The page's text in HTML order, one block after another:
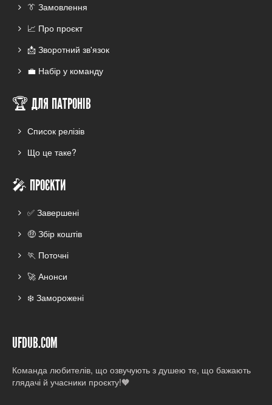
👔 Замовлення
📈 Про проєкт
📩 Зворотний зв'язок
💼 Набір у команду
🏆 ДЛЯ ПАТРОНІВ
Список релізів
Що це таке?
🎤 ПРОЄКТИ
✅ Завершені
🤑 Збір коштів
🏃 Поточні
🚀 Анонси
❄️ Заморожені
UFDUB.COM
Команда любителів, що озвучують з душею те, що бажають
глядачі й учасники проєкту!🧡